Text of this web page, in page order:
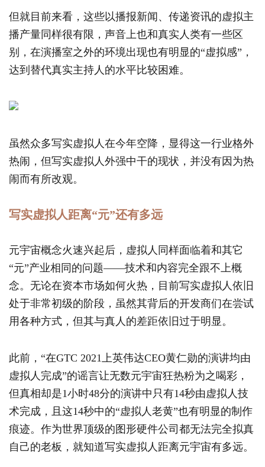
但就目前来看，这些以播报新闻、传递资讯的虚拟主
播产量同样很有限，声音上也和真实人类有一些区
别，在演播室之外的环境出现也有明显的“虚拟感”，
达到替代真实主持人的水平比较困难。
虽然众多写实虚拟人在今年空降，显得这一行业格外
热闹，但写实虚拟人外强中干的现状，并没有因为热
闹而有所改观。
写实虚拟人距离“元”还有多远
元宇宙概念火速兴起后，虚拟人同样面临着和其它
“元”产业相同的问题——技术和内容完全跟不上概
念。无论在资本市场如何火热，目前写实虚拟人依旧
处于非常初级的阶段，虽然其背后的开发商们在尝试
用各种方式，但其与真人的差距依旧过于明显。
此前，“在GTC 2021上英伟达CEO黄仁勋的演讲均由
虚拟人完成”的谣言让无数元宇宙狂热粉为之喝彩，
但真相却是1小时48分的演讲中只有14秒由虚拟人技
术完成，且这14秒中的“虚拟人老黄”也有明显的制作
痕迹。作为世界顶级的图形硬件公司都无法完全拟真
自己的老板，就知道写实虚拟人距离元宇宙有多远。